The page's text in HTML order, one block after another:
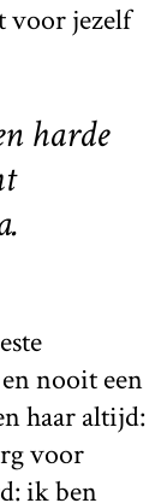
voor jezelf
harde
nooit een
haar altijd:
voor
ik ben